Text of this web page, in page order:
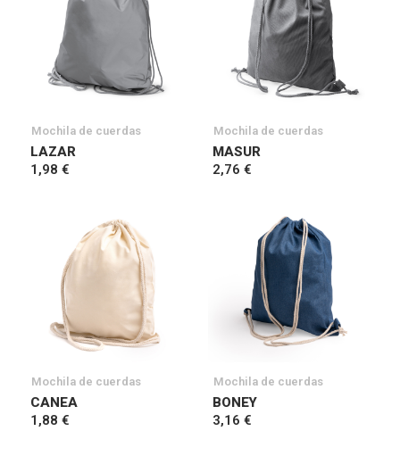
Mochila de cuerdas
LAZAR
1,98 €
Mochila de cuerdas
MASUR
2,76 €
Mochila de cuerdas
CANEA
1,88 €
Mochila de cuerdas
BONEY
3,16 €